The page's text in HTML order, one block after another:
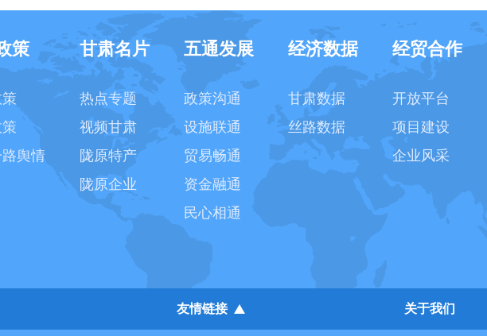
策
舆情
甘肃名片
热点专题
视频甘肃
陇原特产
陇原企业
五通发展
政策沟通
设施联通
贸易畅通
资金融通
民心相通
经济数据
甘肃数据
丝路数据
经贸合作
开放平台
项目建设
企业风采
友情链接 关于我们